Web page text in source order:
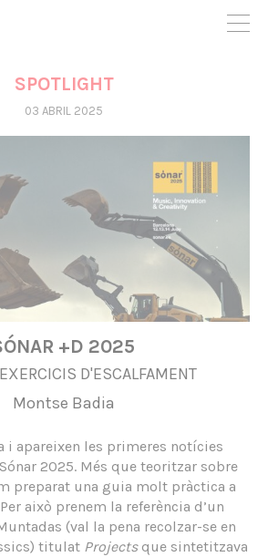
per a poder seguir endavant. Ara pots
i recolzar-lo.
SPOTLIGHT
03 ABRIL 2025
+D 2025
D'ESCALFAMENT
Montse Badia
i apareixen les primeres notícies
2025. Més que teoritzar sobre
preparat una guia molt pràctica a
això prenem la referència d’un
(val la pena recolzar-se en
titulat Projectsque sintetitzava